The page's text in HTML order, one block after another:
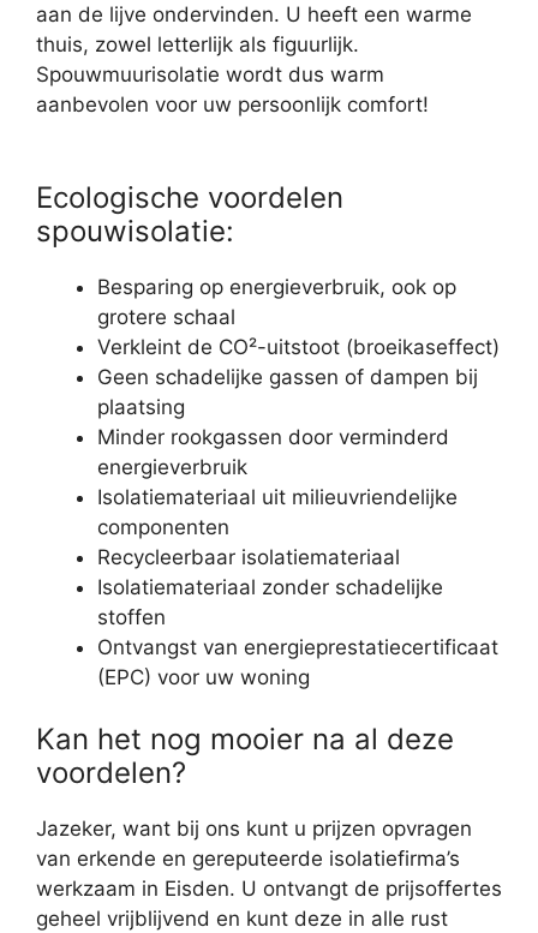
aan de lijve ondervinden. U heeft een warme
thuis, zowel letterlijk als figuurlijk.
Spouwmuurisolatie wordt dus warm
aanbevolen voor uw persoonlijk comfort!
Ecologische voordelen
spouwisolatie:
Besparing op energieverbruik, ook op
grotere schaal
Verkleint de CO²-uitstoot (broeikaseffect)
Geen schadelijke gassen of dampen bij
plaatsing
Minder rookgassen door verminderd
energieverbruik
Isolatiemateriaal uit milieuvriendelijke
componenten
Recycleerbaar isolatiemateriaal
Isolatiemateriaal zonder schadelijke
stoffen
Ontvangst van energieprestatiecertificaat
(EPC) voor uw woning
Kan het nog mooier na al deze
voordelen?
Jazeker, want bij ons kunt u prijzen opvragen
van erkende en gereputeerde isolatiefirma’s
werkzaam in Eisden. U ontvangt de prijsoffertes
geheel vrijblijvend en kunt deze in alle rust